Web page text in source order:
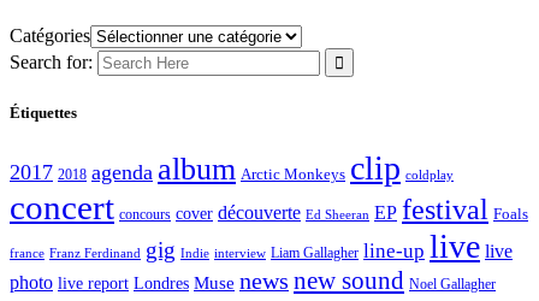
Catégories
Search for:
Étiquettes
2017 2018 agenda album Arctic Monkeys clip coldplay
concert concours cover découverte Ed Sheeran EP festival Foals
france Franz Ferdinand gig Indie interview Liam Gallagher line-up live live
photo live report Londres Muse news new sound Noel Gallagher